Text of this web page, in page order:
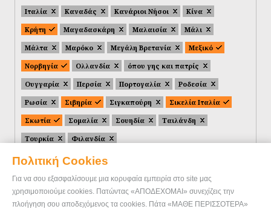
Πολιτική Cookies
Για να σου εξασφαλίσουμε μια κορυφαία εμπειρία στο site μας
χρησιμοποιούμε cookies. Πατώντας «ΑΠΟΔΕΧΟΜΑΙ» συνεχίζεις την
πλοήγηση σου αποδεχόμενος τα cookies. Πάτα «ΜΑΘΕ ΠΕΡΙΣΣΟΤΕΡΑ»
Ιταλία
Καναδάς Κανάριοι Νήσοι
Κίνα
Κρήτη
Μαγαδασκάρη Μαλαισία
Μάλι
Μάλτα
Μαρόκο Μεγάλη Βρετανία
Μεξικό
Νορβηγία
Ολλανδία
όπου γης και πατρίς
Ουγγαρία
Περσία Πορτογαλία
Ροδεσία
Ρωσία
Σιβηρία Σιγκαπούρη
Σικελία Ιταλία
Σκωτία
Σομαλία Σουηδία
Ταιλάνδη
Τουρκία
Φιλανδία